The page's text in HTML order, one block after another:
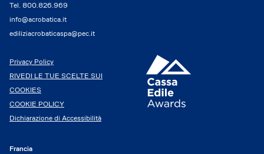
Tel. 800.826.969
info@acrobatica.it
ediliziacrobaticaspa@pec.it
Privacy Policy
RIVEDI LE TUE SCELTE SUI
COOKIES
COOKIE POLICY
Dichiarazione di Accessibilità
Francia